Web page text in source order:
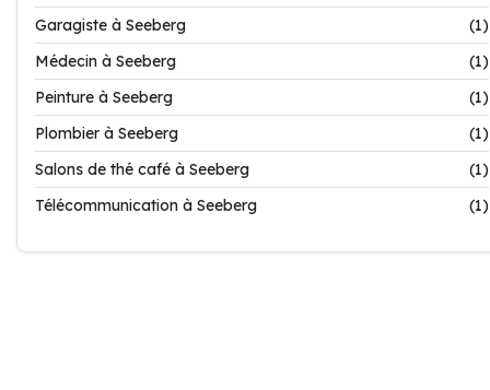
Garagiste à Seeberg
(1)
Médecin à Seeberg
(1)
Peinture à Seeberg
(1)
Plombier à Seeberg
(1)
Salons de thé café à Seeberg
(1)
Télécommunication à Seeberg
(1)